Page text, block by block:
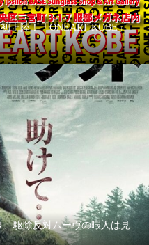
上陸！「ONEART KOBE」
駆除反対ムーヴの暇人は見